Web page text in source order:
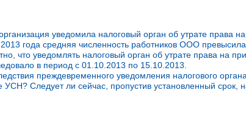
уведомила налоговый орган об утрате права
2013 года средняя численность работников ООО
что уведомлять налоговый орган об утрате права на
в период с 01.10.2013 по 15.10.2013.
преждевременного уведомления налогового
УСН? Следует ли сейчас, пропустив установленный срок,